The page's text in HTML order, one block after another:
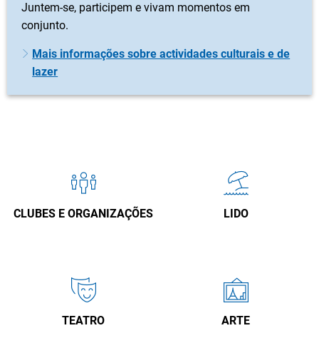
Juntem-se, participem e vivam momentos em
conjunto.
Mais informações sobre actividades culturais e de
lazer
CLUBES E ORGANIZAÇÕES LIDO
TEATRO ARTE